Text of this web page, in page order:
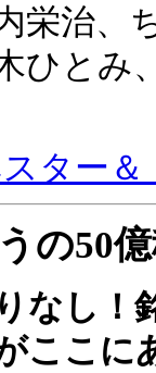
栄治、
ひとみ
ター＆
の50
なし！
ここに